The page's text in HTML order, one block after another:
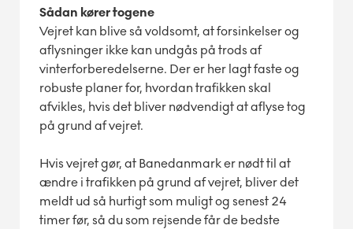
Sådan kører togene
Vejret kan blive så voldsomt, at forsinkelserog
aflysninger ikke kan undgås på trods af
vinterforberedelserne. Der er her lagt faste og
robuste planer for, hvordan trafikken skal
afvikles, hvis det bliver nødvendigt at aflyse tog
på grund af vejret.
Hvis vejret gør, at Banedanmark er nødt til at
ændre i trafikken på grund af vejret, bliver det
meldt ud så hurtigt som muligt og senest 24
timer før, så du som rejsende får de bedste